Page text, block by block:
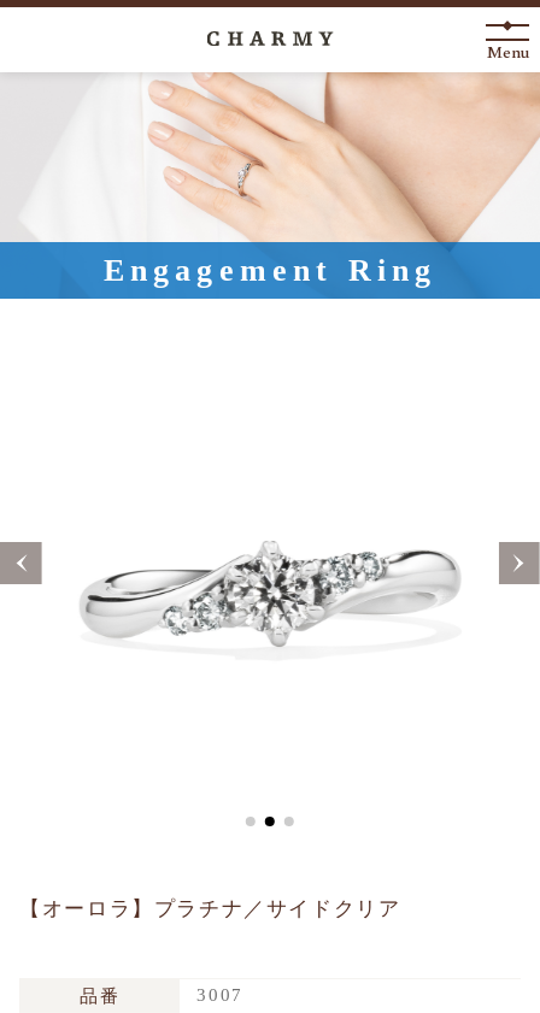
New Arrival
About
Engagement Ring
Marriage Ring
Voice Catalog Contact
Menu
Engagement Ring
【オーロラ】プラチナ／サイドクリア
品番 3007